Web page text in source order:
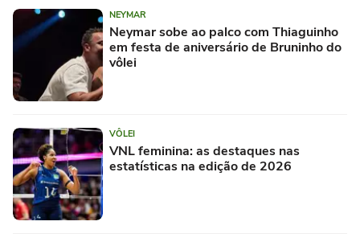
NEYMAR
Neymar sobe ao palco com Thiaguinho
em festa de aniversário de Bruninho do
vôlei
VÔLEI
VNL feminina: as destaques nas
estatísticas na edição de 2026